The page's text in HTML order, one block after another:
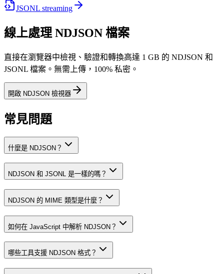
JSONL streaming
線上處理 NDJSON 檔案
直接在瀏覽器中檢視、驗證和轉換高達 1 GB 的 NDJSON 和
JSONL 檔案。無需上傳，100% 私密。
開啟 NDJSON 檢視器
常見問題
什麼是 NDJSON？
NDJSON 和 JSONL 是一樣的嗎？
NDJSON 的 MIME 類型是什麼？
如何在 JavaScript 中解析 NDJSON？
哪些工具支援 NDJSON 格式？